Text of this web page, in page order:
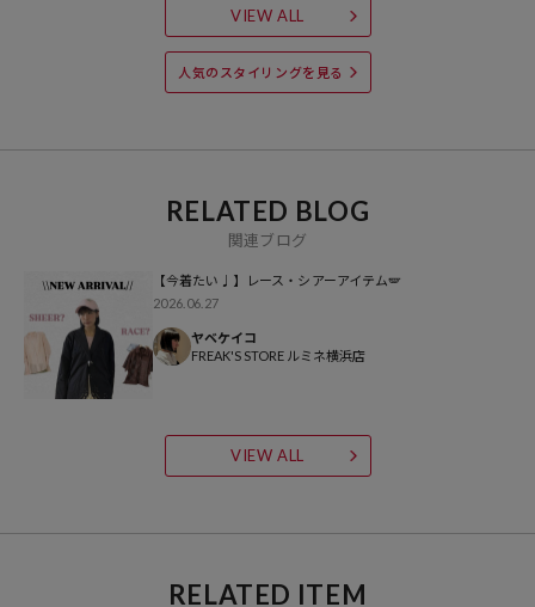
【FREAK'S STORE / フリークスストア】
「アメリカの豊かさとワクワク・ドキドキを日本に伝えたい」という
VIEW ALL
人気のスタイリングを見る
RELATED BLOG
関連ブログ
【今着たい♩】レース・シアーアイテム🪽
2026.06.27
ヤベケイコ
FREAK'S STORE ルミネ横浜店
VIEW ALL
RELATED ITEM